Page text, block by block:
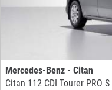
Mercedes-Benz - Citan
Citan 112 CDI Tourer PRO S